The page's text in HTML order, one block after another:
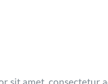
sit amet, consectetur